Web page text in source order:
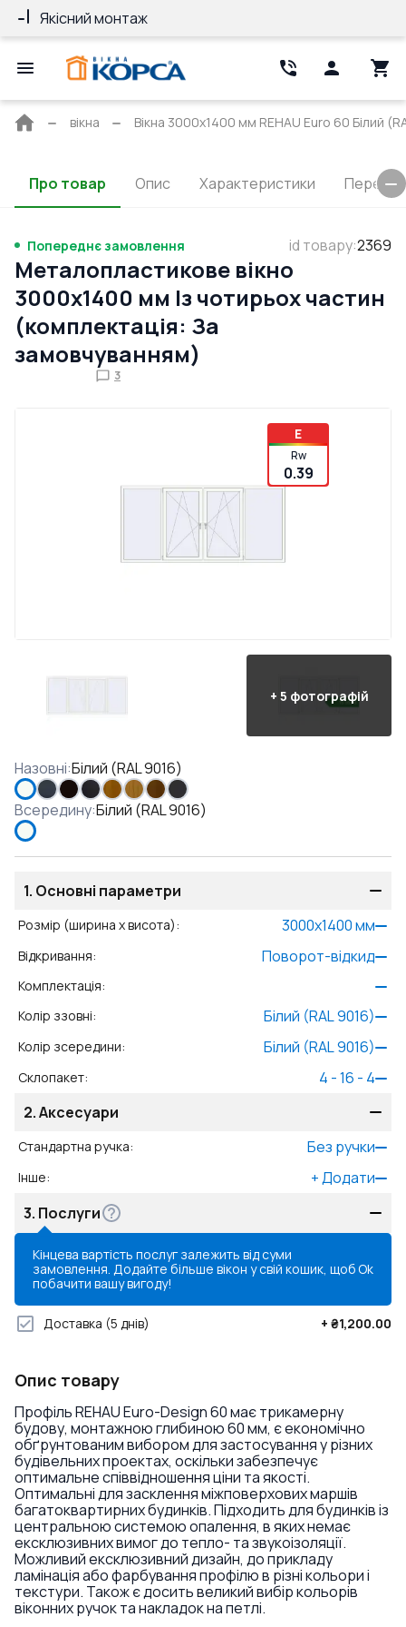
Якісний монтаж
Головна
вікна Вікна 3000x1400 мм REHAU Euro 60 Білий
Про товар Опис Характеристики
Попереднє замовлення id товару:2369
Металопластикове вікно
3000x1400 мм Із чотирьох частин
(комплектація: За
замовчуванням)
3
E
Rw
0.39
+ 5 фотографій
Назовні:Білий (RAL 9016)
Всередину:Білий (RAL 9016)
1. Основні параметри
Розмір (ширина x висота): 3000x1400мм
Відкривання: Поворот-відкид
Комплектація:
Колір ззовні: Білий (RAL 9016)
Колір зсередини: Білий (RAL 9016)
Склопакет:
4 - 16 - 4
2.Аксесуари
Стандартна ручка: Без ручки
Інше: +Додати
3. Послуги
Кінцева вартість послуг залежить від суми
замовлення. Додайте більше вікон у свій кошик, щоб
побачити вашу вигоду!
Ok
Доставка (5 днів) + ₴1,200.00
Опис товару
Профіль REHAU Euro-Design 60 має трикамерну
будову, монтажною глибиною 60 мм, є економічно
обґрунтованим вибором для застосування у різних
будівельних проектах, оскільки забезпечує
оптимальне співвідношення ціни та якості.
Оптимальні для засклення міжповерхових маршів
багатоквартирних будинків. Підходить для будинків із
центральною системою опалення, в яких немає
ексклюзивних вимог до тепло- та звукоізоляції.
Можливий ексклюзивний дизайн, до прикладу
ламінація або фарбування профілю в різні кольори і
текстури. Також є досить великий вибір кольорів
віконних ручок та накладок на петлі.